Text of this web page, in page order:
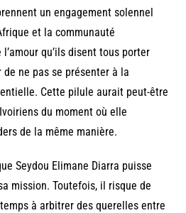
un engagement solennel
et la communauté
qu’ils disent tous porter
de ne pas se présenter à la
Cette pilule aurait peut-être
du moment où elle
de la même manière.
Seydou Elimane Diarra puisse
mission. Toutefois, il risque de
à arbitrer des querelles entre